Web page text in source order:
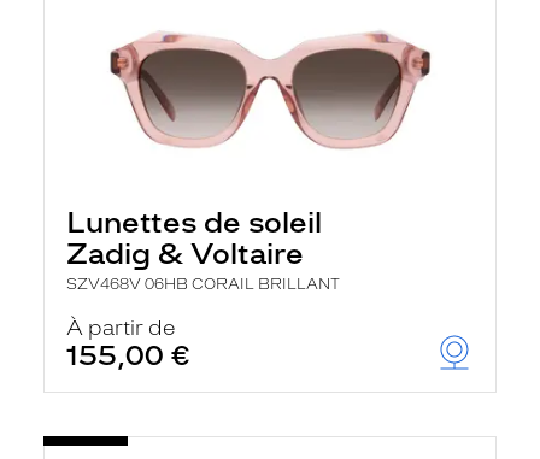
Lunettes de soleil
Zadig & Voltaire
SZV468V 06HB CORAIL BRILLANT
À partir de
155,00 €